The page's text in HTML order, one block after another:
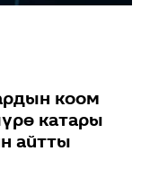
коом
катары
айтты